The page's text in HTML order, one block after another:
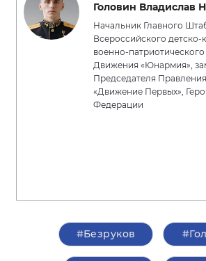
Головин Владислав
Начальник Главного
Всероссийского
военно-
Движения «Юнармия»,
Председателя
«Движение Первых»,
Федерации
#Безруков